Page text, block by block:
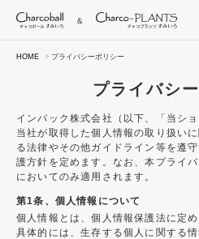
HOME プライバシーポリシー
プライバシ
インパック株式会社（以下、「当シ
当社が取得した個人情報の取り扱い
る法律やその他ガイドライン等を遵
護方針を定めます。なお、本プライ
においてのみ適用されます。
第1条、個人情報について
個人情報とは、個人情報保護法に定
具体的には、生存する個人に関する